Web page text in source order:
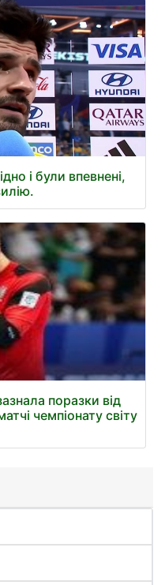
і були впевнені,
поразки від
чемпіонату світу